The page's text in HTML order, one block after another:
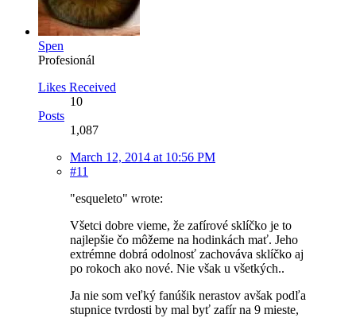
Spen
Profesionál
Likes Received
10
Posts
1,087
March 12, 2014 at 10:56 PM
#11
"esqueleto" wrote:
Všetci dobre vieme, že zafírové sklíčko je to
najlepšie čo môžeme na hodinkách mať. Jeho
extrémne dobrá odolnosť zachováva sklíčko aj
po rokoch ako nové. Nie však u všetkých..
Ja nie som veľký fanúšik nerastov avšak podľa
stupnice tvrdosti by mal byť zafír na 9 mieste,